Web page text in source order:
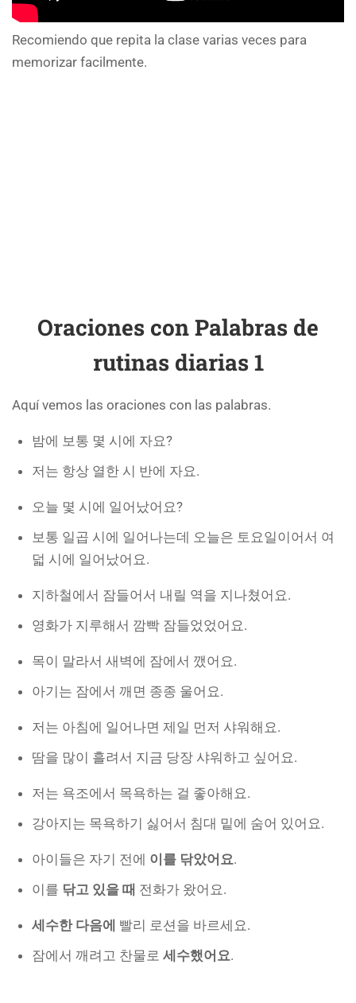
Recomiendo que repita la clase varias veces para
memorizar facilmente.
Oraciones con Palabras de
rutinas diarias 1
Aquí vemos las oraciones con las palabras.
밤에 보통 몇 시에 자요?
저는 항상 열한 시 반에 자요.
오늘 몇 시에 일어났어요?
보통 일곱 시에 일어나는데 오늘은 토요일이어서 여
덟 시에 일어났어요.
지하철에서 잠들어서 내릴 역을 지나쳤어요.
영화가 지루해서 깜빡 잠들었었어요.
목이 말라서 새벽에 잠에서 깼어요.
아기는 잠에서 깨면 종종 울어요.
저는 아침에 일어나면 제일 먼저 샤워해요.
땀을 많이 흘려서 지금 당장 샤워하고 싶어요.
저는 욕조에서 목욕하는 걸 좋아해요.
강아지는 목욕하기 싫어서 침대 밑에 숨어 있어요.
아이들은 자기 전에 이를 닦았어요.
이를 닦고 있을 때 전화가 왔어요.
세수한 다음에 빨리 로션을 바르세요.
잠에서 깨려고 찬물로 세수했어요.